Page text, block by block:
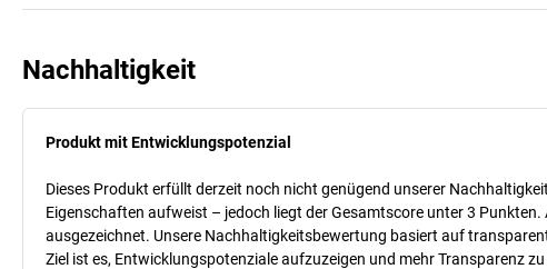
Nachhaltigkeit
Produkt mit Entwicklungspotenzial
Dieses Produkt erfüllt derzeit noch nicht genügend unserer
Eigenschaften aufweist – jedoch liegt der Gesamtscore unter 3
ausgezeichnet. Unsere Nachhaltigkeitsbewertung basiert auf
Ziel ist es, Entwicklungspotenziale aufzuzeigen und mehr Transparenz